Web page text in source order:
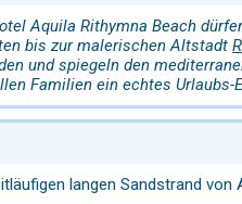
Aquila Rithymna Beach
bis zur malerischen Altstadt
und spiegeln den
Familien ein echtes Urlaubs-
langen Sandstrand von